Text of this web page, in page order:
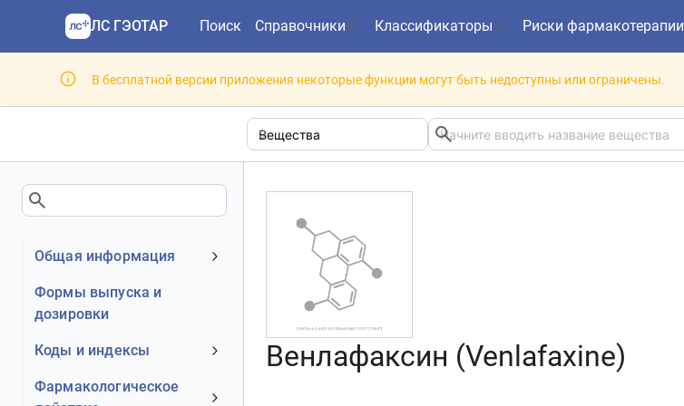
ЛС ГЭОТАР Поиск Справочники Классификаторы Риски фармакотерапии
В бесплатной версии приложения некоторые функции могут быть недоступны или ограничены.
Общая информация
Клинико-фармакологическая
группа
Формы выпуска и
дозировки
Коды и индексы
АТХ код
Фармакологическое
Венлафаксин (Venlafaxine)